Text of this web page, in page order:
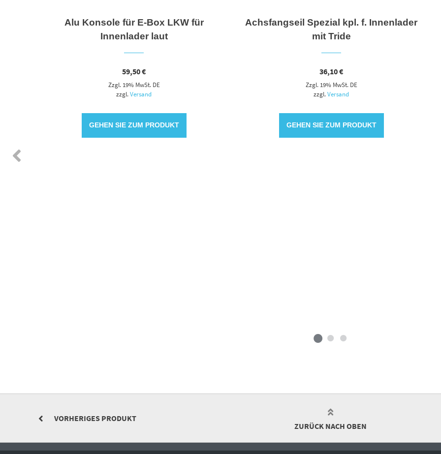
Alu Konsole für E-Box LKW für
Innenlader laut
59,50€
Zzgl. 19% MwSt. DE
zzgl.Versand
GEHEN SIE ZUM PRODUKT
Achsfangseil Spezial kpl. f. Innenlader
mit Tride
36,10€
Zzgl. 19% MwSt. DE
zzgl.Versand
GEHEN SIE ZUM PRODUKT
VORHERIGES PRODUKT
ZURÜCK NACH OBEN